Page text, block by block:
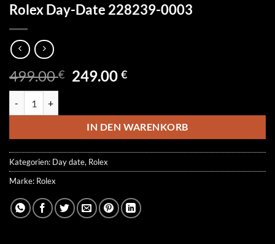
Rolex Day-Date 228239-0003
499.00€ Ursprünglicher
499.00 €
249.00€Aktueller
249.00 €.
IN DEN WARENKORB
Kategorien: Day date, Rolex
Marke: Rolex